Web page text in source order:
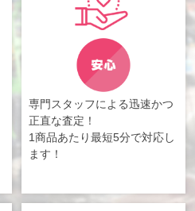
専門スタッフによる迅速かつ
正直な査定！
1商品あたり最短5分で対応し
ます！